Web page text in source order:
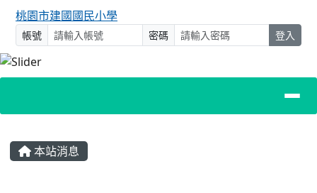
桃園市建國國民小學
帳號 密碼 登入
主內容區域
本站消息